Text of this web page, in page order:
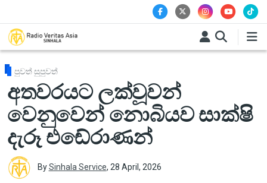
පුවත් සුපුවත්
අතවරයට ලක්වූවන්
වෙනුවෙන් නොබියව සාක්ෂි
දැරූ එඬේරාණන්
BySinhala Service, 28 April, 2026